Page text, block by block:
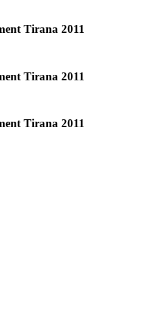
Tirana 2011
Tirana 2011
Tirana 2011